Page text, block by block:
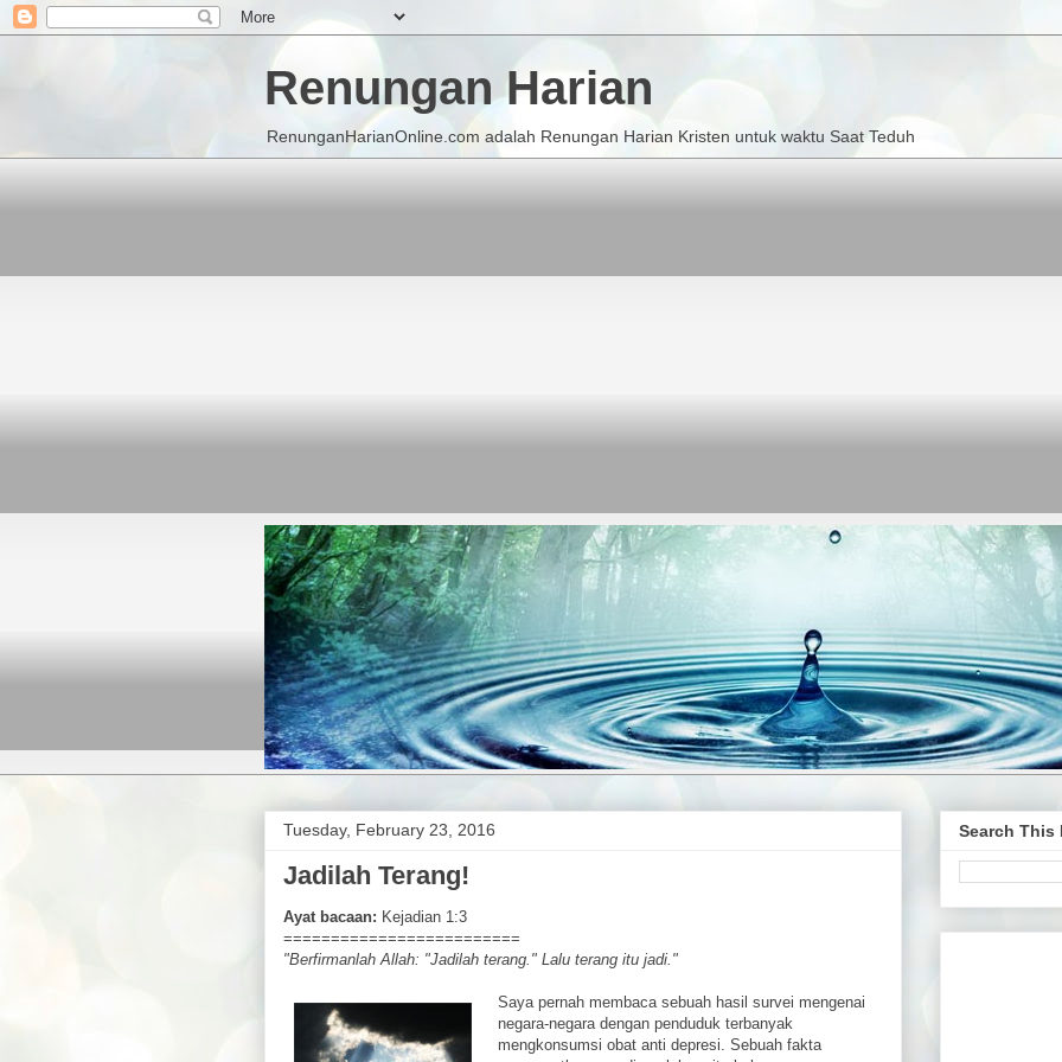
Renungan Harian
RenunganHarianOnline.com adalah Renungan Harian Kristen untuk waktu Saat Teduh
Tuesday, February 23, 2016
Jadilah Terang!
Ayat bacaan: Kejadian 1:3
=========================
"Berfirmanlah Allah: "Jadilah terang." Lalu terang itu jadi."
Saya pernah membaca sebuah hasil survei mengenai
negara-negara dengan penduduk terbanyak
mengkonsumsi obat anti depresi. Sebuah fakta
Search This